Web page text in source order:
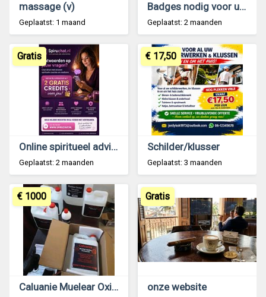
massage (v)
Geplaatst: 1 maand
Badges nodig voor uw volgende evenement?
Geplaatst: 2 maanden
Online spiritueel advies + 2 GRATIS credits!
Geplaatst: 2 maanden
Gratis
Schilder/klusser
Geplaatst: 3 maanden
€ 17,50
Caluanie Muelear Oxidize Available
€ 1000
onze website
Gratis